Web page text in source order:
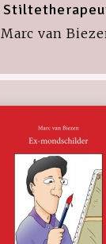
Marc van